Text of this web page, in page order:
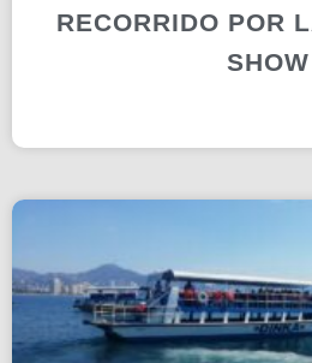
RECORRIDO POR